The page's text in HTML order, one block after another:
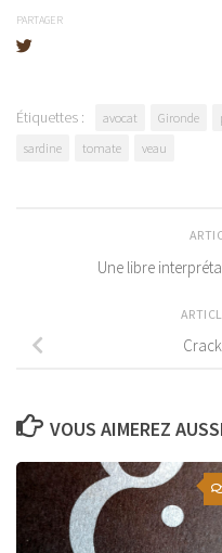
PARTAGER
Étiquettes : avocat Gironde
sardine
tomate veau
Une libre
VOUS AIMEREZ